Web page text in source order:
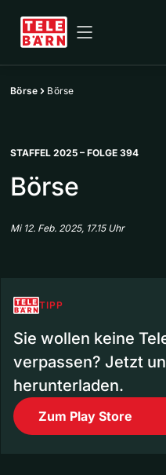
Börse Börse
STAFFEL 2025 – FOLGE 394
Börse
Mi 12. Feb. 2025, 17.15 Uhr
TIPP
Sie wollen keine
verpassen? Jetzt
herunterladen.
Zum Play Store